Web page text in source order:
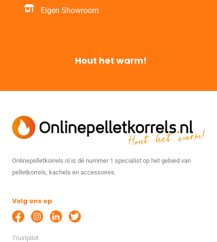
Eigen Showroom
Hout het warm!
Onlinepelletkorrels.nl is dé nummer 1 specialist op het gebied van
pelletkorrels, kachels en accessoires.
Volg ons op
Trustpilot